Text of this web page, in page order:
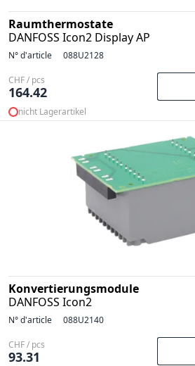
Raumthermostate
DANFOSS Icon2 Display AP
N° d'article 088U2128
CHF / pcs
164.42
nicht Lagerartikel
Konvertierungsmodule
DANFOSS Icon2
N° d'article 088U2140
CHF / pcs
93.31